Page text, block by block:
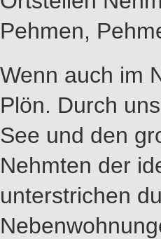
Pehmen,
Wenn auch im
Plön. Durch
See und den
Nehmten der
unterstrichen